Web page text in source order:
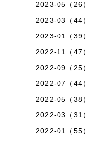
2023-05（26）
2023-03（44）
2023-01（39）
2022-11（47）
2022-09（25）
2022-07（44）
2022-05（38）
2022-03（31）
2022-01（55）